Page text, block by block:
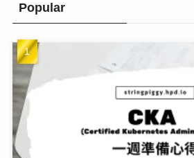
Popular